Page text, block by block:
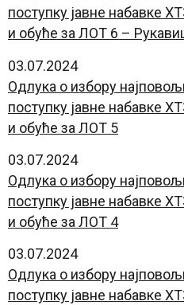
поступку јавне набавке
и обуће за ЛОТ 6 –
03.07.2024
Oдлука о избору
поступку јавне набавке
и обуће за ЛОТ 5
03.07.2024
Oдлука о избору
поступку јавне набавке
и обуће за ЛОТ 4
03.07.2024
Oдлука о избору
поступку јавне набавке